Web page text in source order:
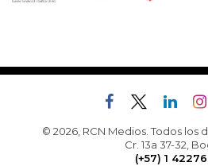
© 2026, RCN Medios. Todos los
Cr. 13a 37-32,
(+57) 1